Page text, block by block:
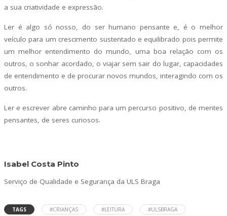
a sua criatividade e expressão.
Ler é algo só nosso, do ser humano pensante e, é o melhor
veículo para um crescimento sustentado e equilibrado pois permite
um melhor entendimento do mundo, uma boa relação com os
outros, o sonhar acordado, o viajar sem sair do lugar, capacidades
de entendimento e de procurar novos mundos, interagindo com os
outros.
Ler e escrever abre caminho para um percurso positivo, de mentes
pensantes, de seres curiosos.
Isabel Costa Pinto
Serviço de Qualidade e Segurança da ULS Braga
TAGS #CRIANÇAS #LEITURA #ULSBRAGA